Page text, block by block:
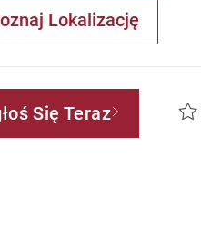
Lokalizację
Się Teraz